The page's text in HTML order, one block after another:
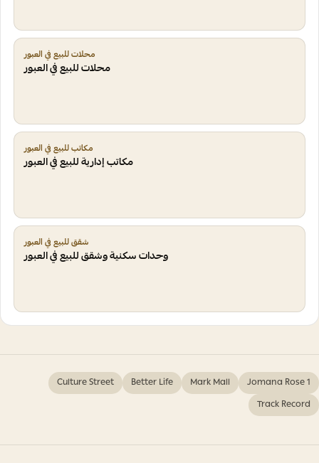
محلات للبيع في العبور
محلات للبيع في العبور
مكاتب للبيع في العبور
مكاتب إدارية للبيع في العبور
شقق للبيع في العبور
وحدات سكنية وشقق للبيع في العبور
Jomana Rose 1
Mark Mall
Better Life
Culture Street
Track Record